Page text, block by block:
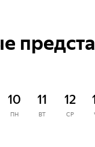
10
ПН
11
ВТ
12
СР